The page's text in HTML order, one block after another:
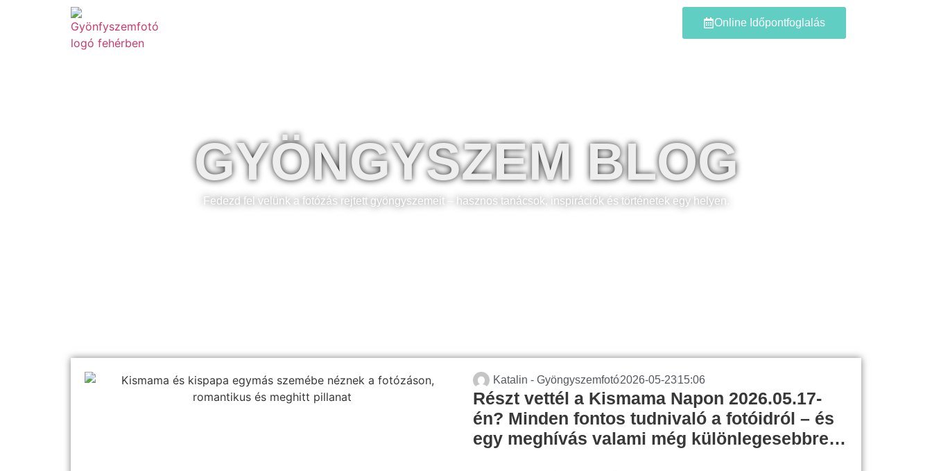
Online Időpontfoglalás
GYÖNGYSZEM BLOG
Fedezd fel velünk a fotózás rejtett gyöngyszemeit – hasznos tanácsok, inspirációk és történetek egy helyen.
Katalin - Gyöngyszemfotó2026-05-2315:06
Részt vettél a Kismama Napon 2026.05.17-
én? Minden fontos tudnivaló a fotóidról – és
egy meghívás valami még különlegesebbre…